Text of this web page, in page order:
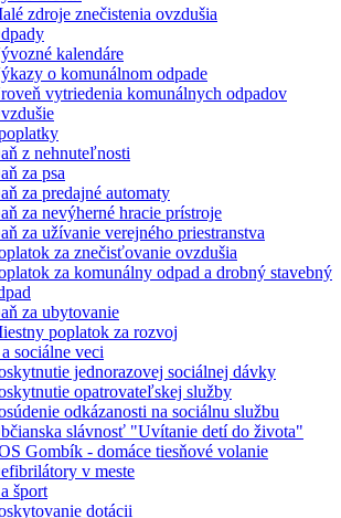
zdroje znečistenia ovzdušia
kalendáre
o komunálnom odpade
vytriedenia komunálnych odpadov
z nehnuteľnosti
za psa
za predajné automaty
za nevýherné hracie prístroje
za užívanie verejného priestranstva
za znečisťovanie ovzdušia
za komunálny odpad a drobný stavebný
za ubytovanie
poplatok za rozvoj
sociálne veci
jednorazovej sociálnej dávky
opatrovateľskej služby
odkázanosti na sociálnu službu
slávnosť "Uvítanie detí do života"
Gombík - domáce tiesňové volanie
v meste
šport
dotácii